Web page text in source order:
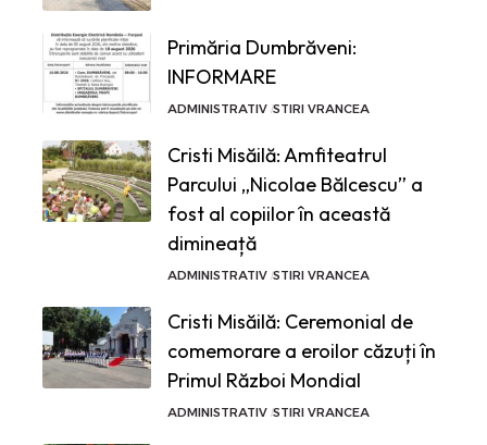
Primăria Dumbrăveni:
INFORMARE
ADMINISTRATIV STIRI VRANCEA
Cristi Misăilă: Amfiteatrul
Parcului „Nicolae Bălcescu” a
fost al copiilor în această
dimineață
ADMINISTRATIV STIRI VRANCEA
Cristi Misăilă: Ceremonial de
comemorare a eroilor căzuți în
Primul Război Mondial
ADMINISTRATIV STIRI VRANCEA